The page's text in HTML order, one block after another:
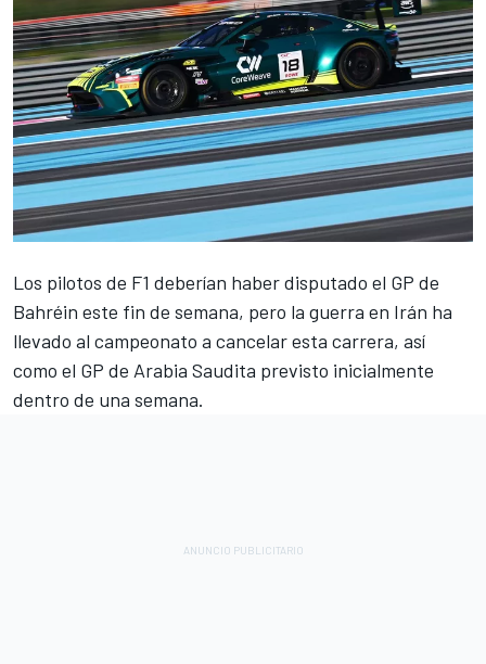
Los pilotos de F1 deberían haber disputado el GP de
Bahréin este fin de semana, pero la guerra en Irán ha
llevado al campeonato a cancelar esta carrera, así
como el GP de Arabia Saudita previsto inicialmente
dentro de una semana.